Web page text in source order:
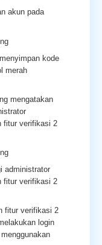
akun pada
kode
merah
mengatakan
fitur verifikasi 2
administrator
fitur verifikasi 2
fitur verifikasi 2
login